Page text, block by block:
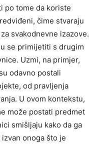
po tome da koriste
čime stvaraju
svakodnevne izazove.
se primijetiti s drugim
Uzmi, na primjer,
odavno postali
od pravljenja
U ovom kontekstu,
može postati predmet
smišljaju kako da ga
onoga što je